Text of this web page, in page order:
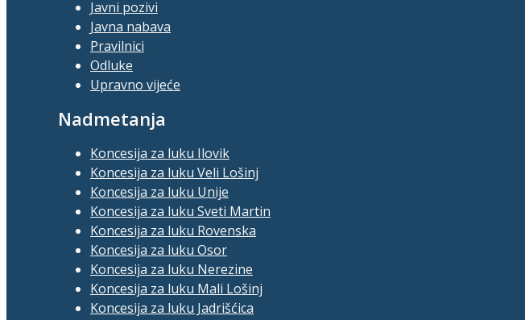
Javni pozivi
Javna nabava
Pravilnici
Odluke
Upravno vijeće
Nadmetanja
Koncesija za luku Ilovik
Koncesija za luku Veli Lošinj
Koncesija za luku Unije
Koncesija za luku Sveti Martin
Koncesija za luku Rovenska
Koncesija za luku Osor
Koncesija za luku Nerezine
Koncesija za luku Mali Lošinj
Koncesija za luku Jadrišćica